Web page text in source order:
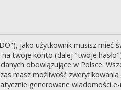
jako użytkownik musisz mieć
twoje konto (dalej "twoje
obowiązujące w Polsce.
masz możliwość
generowane wiadomości e-